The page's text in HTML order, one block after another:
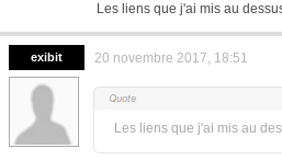
Les liens que j'ai mis au
exibit 20 novembre 2017, 18:51
Les liens que j'ai mis au